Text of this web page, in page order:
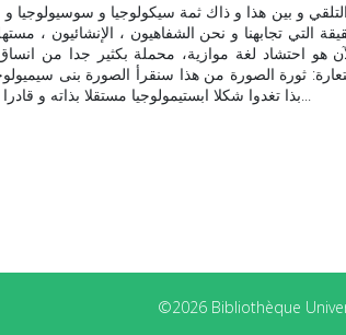
و بين هذا و ذاك ثمة سيكولوجيا و سوسيولوجيا و
التي تجابهنا و نحن الشفاهيون ، الإنشائيون ،
احتشاد لغة موازية، محملة بكثير جدا من
ثورة الصورة من هذا سنقرأ الصورة بنى
بذا تغدوا شكلا ابستيمولوجيا مستقلا بذاته و قادرا على التعبير و التأثير...
©2026 Bibliothèque